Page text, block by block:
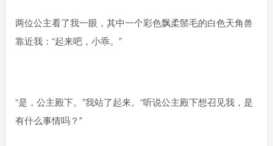
两位公主看了我一眼，其中一个彩色飘柔鬃毛的白色天角兽
靠近我：“起来吧，小乖。”
“是，公主殿下。”我站了起来。“听说公主殿下想召见我，是
有什么事情吗？”